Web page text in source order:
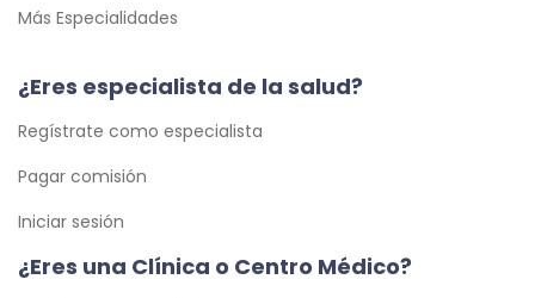
Más Especialidades
¿Eres especialista de la salud?
Regístrate como especialista
Pagar comisión
Iniciar sesión
¿Eres una Clínica o Centro Médico?